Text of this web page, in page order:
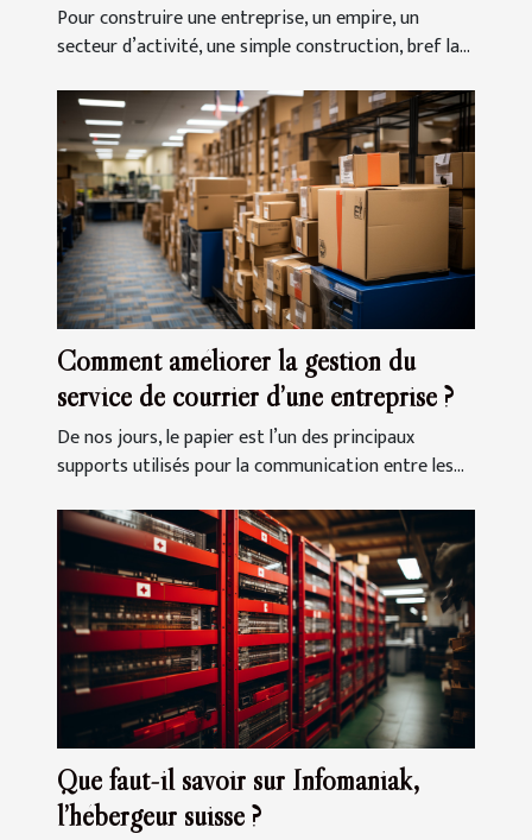
Pour construire une entreprise, un empire, un
secteur d’activité, une simple construction, bref la...
Comment améliorer la gestion du
service de courrier d’une entreprise ?
De nos jours, le papier est l’un des principaux
supports utilisés pour la communication entre les...
Que faut-il savoir sur Infomaniak,
l’hébergeur suisse ?